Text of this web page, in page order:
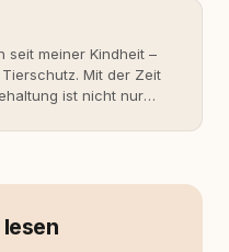
seit meiner Kindheit –
Mit der Zeit
ist nicht nur
kam mit meinem